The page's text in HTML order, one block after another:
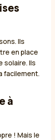
Ils
en place
solaire. Ils
facilement.
à
! Mais le